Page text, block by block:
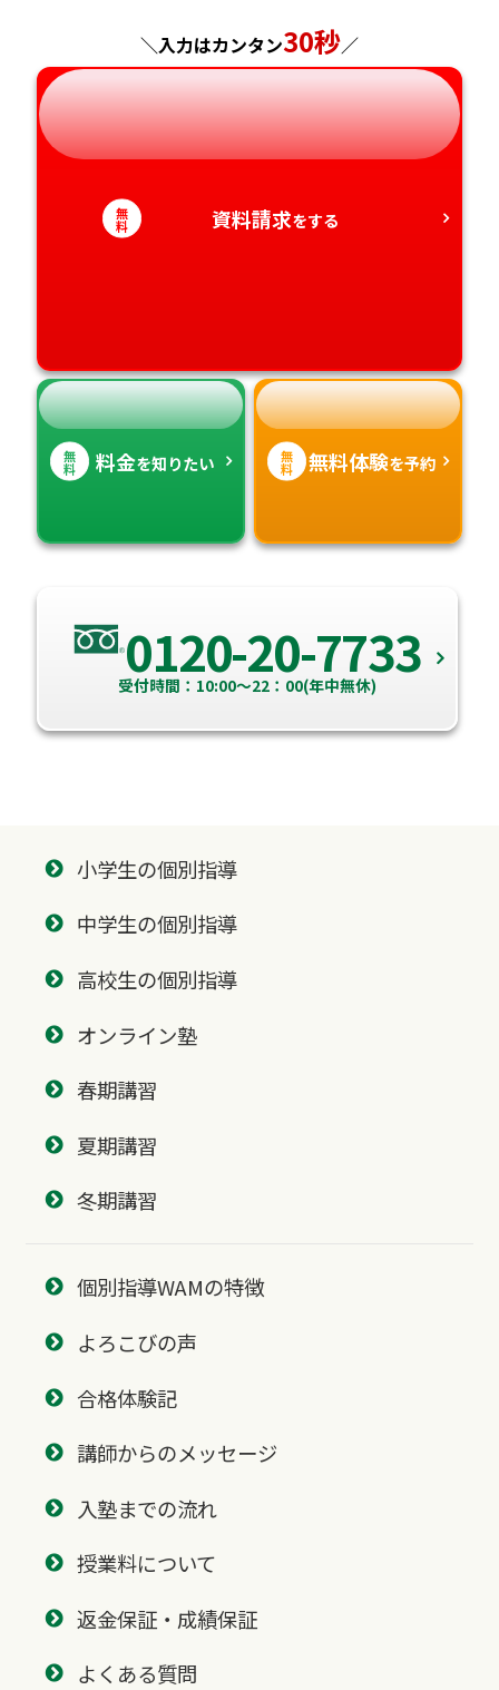
神奈川県
長野県
岐阜県
静岡県
愛知県
兵庫県
奈良県
和歌山県
広島県
山口県
徳島県
香川県
長崎県
熊本県
大分県
宮崎県
＼入力はカンタン30秒／
無
料 資料請求をする
無
料 料金を知りたい 無
料 無料体験を予約
0120-20-7733
受付時間：10:00～22：00(年中無休)
小学生の個別指導
中学生の個別指導
高校生の個別指導
オンライン塾
春期講習
夏期講習
冬期講習
個別指導WAMの特徴
よろこびの声
合格体験記
講師からのメッセージ
入塾までの流れ
授業料について
返金保証・成績保証
よくある質問